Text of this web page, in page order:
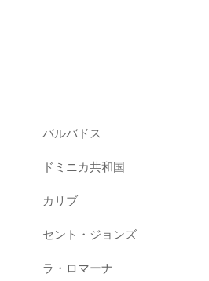
バルバドス
ドミニカ共和国
カリブ
セント・ジョンズ
ラ・ロマーナ